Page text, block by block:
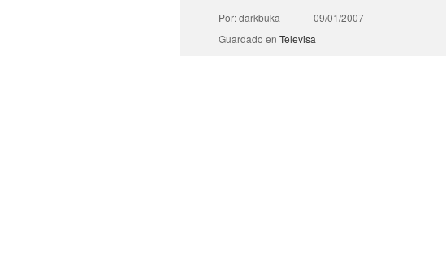
Por: darkbuka
09/01/2007
Guardado en Televisa